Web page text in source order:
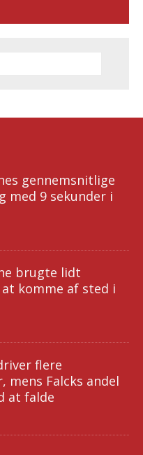
gennemsnitlige
med 9 sekunder i
brugte lidt
komme af sted i
flere
mens Falcks andel
at falde